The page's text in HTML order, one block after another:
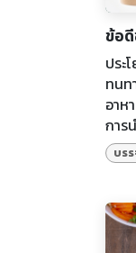
ข้อ
ประ
ทนท
อาห
การ
บร